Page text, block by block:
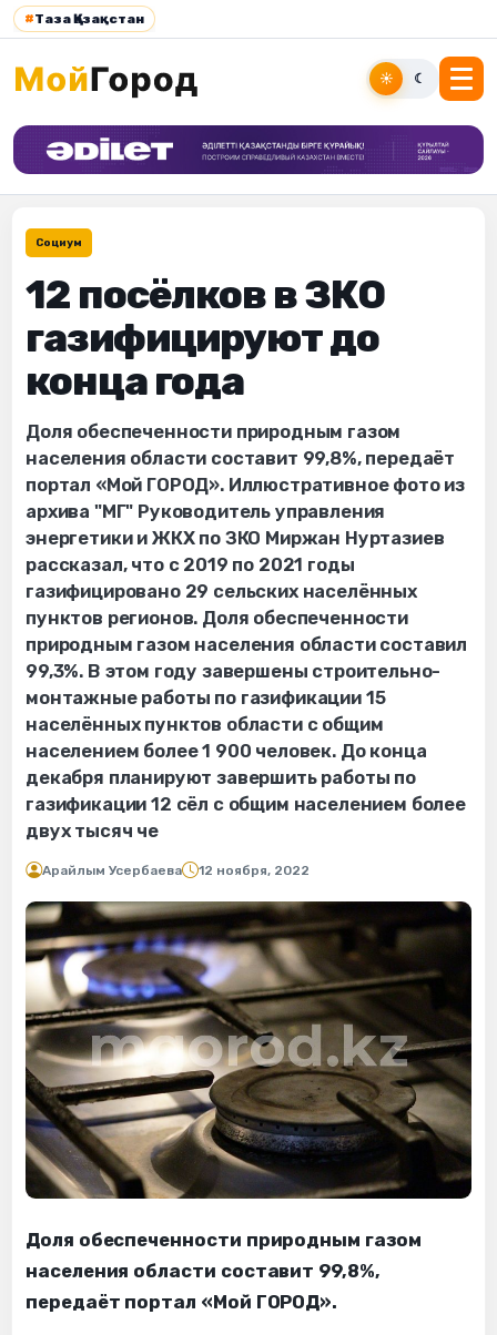
#Таза Қазақстан
☀ ☾
Социум
12 посёлков в ЗКО
газифицируют до
конца года
Доля обеспеченности природным газом
населения области составит 99,8%, передаёт
портал «Мой ГОРОД». Иллюстративное фото из
архива "МГ" Руководитель управления
энергетики и ЖКХ по ЗКО Миржан Нуртазиев
рассказал, что с 2019 по 2021 годы
газифицировано 29 сельских населённых
пунктов регионов. Доля обеспеченности
природным газом населения области составил
99,3%. В этом году завершены строительно-
монтажные работы по газификации 15
населённых пунктов области с общим
населением более 1 900 человек. До конца
декабря планируют завершить работы по
газификации 12 сёл с общим населением более
двух тысяч че
Арайлым Усербаева 12 ноября, 2022
Доля обеспеченности природным газом
населения области составит 99,8%,
передаёт портал «Мой ГОРОД».